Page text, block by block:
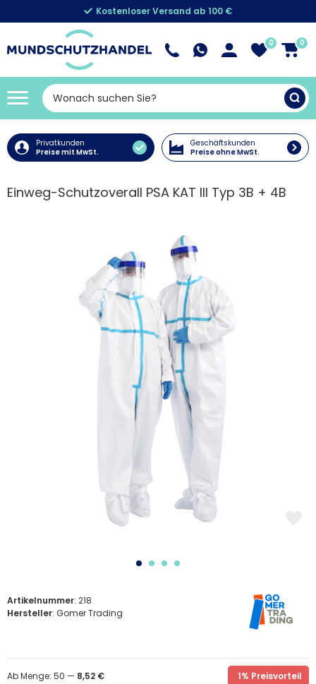
Kostenloser Versand ab 100 €
0 0
Privatkunden
Preise mit MwSt.
Geschäftskunden
Preise ohne MwSt.
Einweg-Schutzoverall PSA KAT III Typ 3B + 4B
Artikelnummer: 218
Hersteller: Gomer Trading
Ab Menge: 50 — 8,52 € 1% Preisvorteil